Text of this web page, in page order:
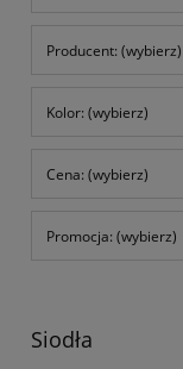
Producent: (wybierz)
Kolor: (wybierz)
Cena: (wybierz)
Promocja: (wybierz)
Siodła